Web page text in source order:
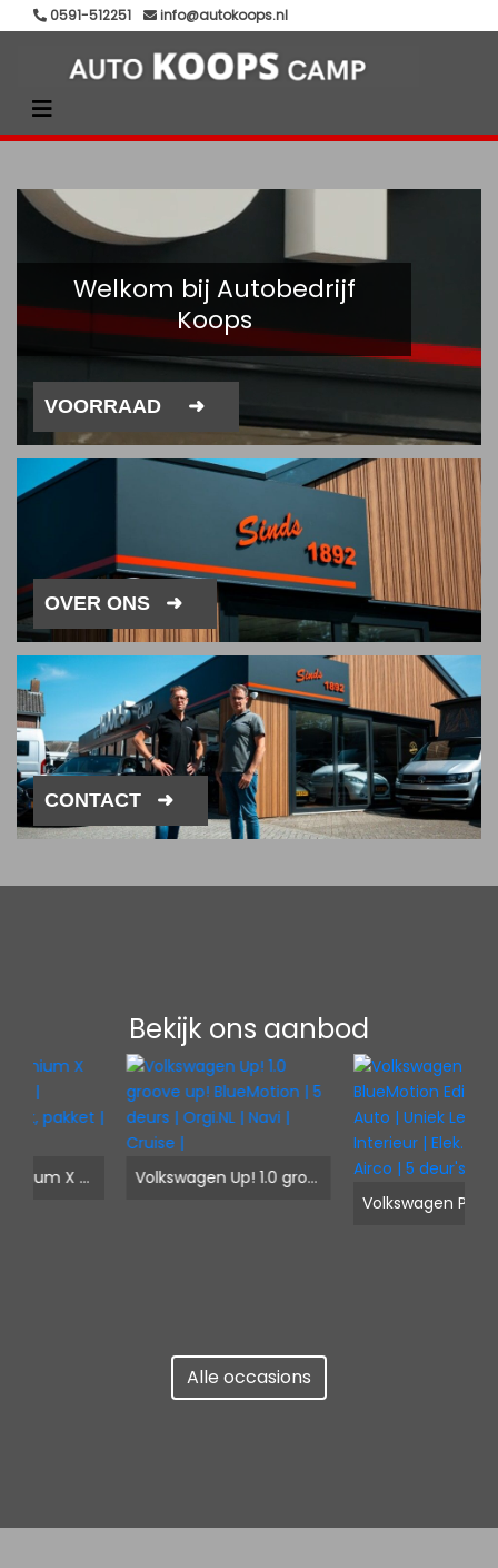
0591-512251 info@autokoops.nl
Welkom bij Autobedrijf
Koops
VOORRAAD
OVER ONS
CONTACT
Bekijk ons aanbod
Volkswagen Up! 1.0 groove up! BlueMotion | 5 deurs | Orgi.NL | Navi | Cruise |
Volkswagen Polo 1.2 TSI BlueMotion Edition | NL-Auto | Uniek Lederen Interieur | Elek. ramen | Airco | 5 deur's |
Alle occasions